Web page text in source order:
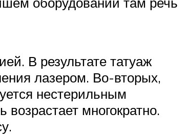
В результате татуаж
лазером. Во-вторых,
нестерильным
многократно.